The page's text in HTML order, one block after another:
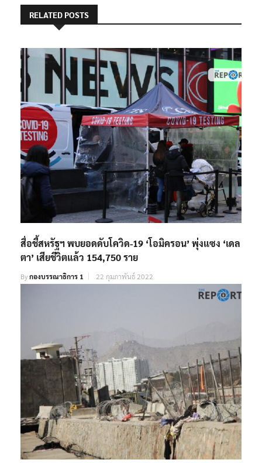
RELATED POSTS
สื่อชี้สหรัฐฯ พบยอดดับโควิด-19 ‘โอมิครอน’ พุ่งแซง ‘เดล
ตา’ เสียชีวิตแล้ว 154,750 ราย
Byกองบรรณาธิการ 1 22 กุมภาพันธ์ 2022